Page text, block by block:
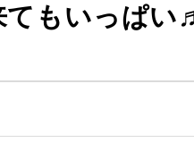
てもいっぱい